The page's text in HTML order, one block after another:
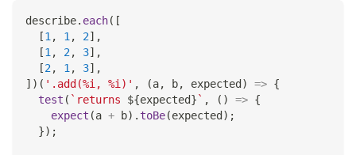
describe. each( [
[1 , 1 , 2] ,
[1 , 2, 3] ,
[2, 1 , 3] ,
] ) ( '.add(%i, %i)' , (a, b, expected ) => {
test ( ` returns ${expected} ` , ( ) => {
expect (a + b) . toBe(expected ) ;
}) ;